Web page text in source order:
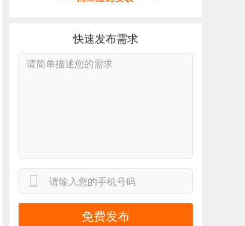
快速发布需求
免费发布